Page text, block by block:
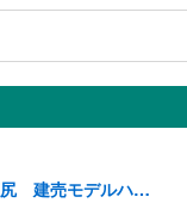
岡山市東区瀬戸町江尻 建売モデルハウス イシンホーム岡山